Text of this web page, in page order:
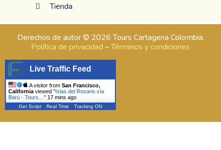
Tienda
Derechos de autor © 2026 Tours Cartagena Colombia.
Política de privacidad –Términos y condiciones
Live Traffic Feed
A visitor from San Francisco,
California viewed "Islas del Rosario vía
Barú - Tours… " 17 mins ago
Get Script Real Time Tracking ON